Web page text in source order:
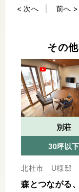
< 次へ 前へ >
その
別荘
30坪以下
北杜市 U様邸
森とつながる